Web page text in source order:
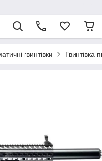
гвинтівки Гвинтівка